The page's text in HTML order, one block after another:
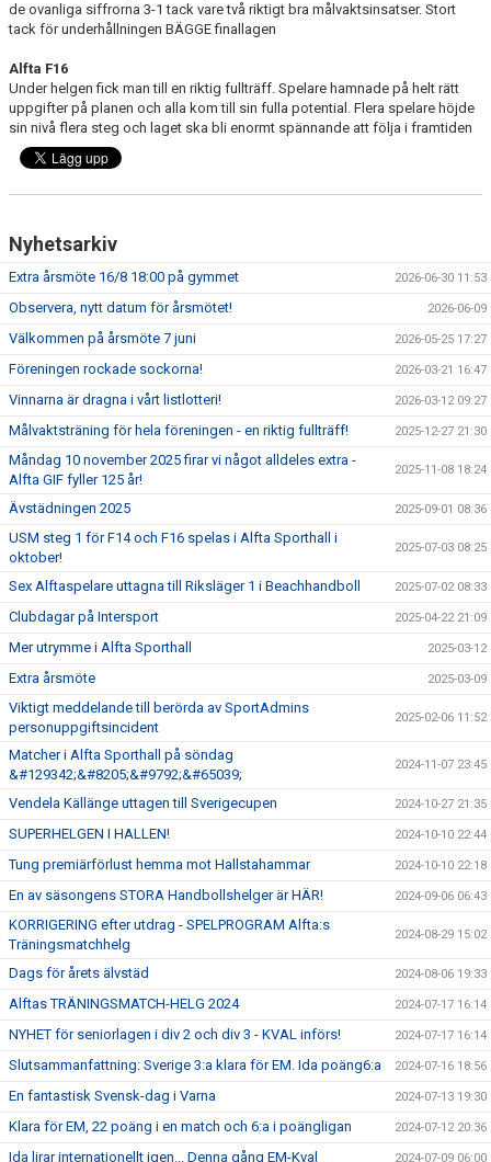
de ovanliga siffrorna 3-1 tack vare två riktigt bra målvaktsinsatser. Stort
tack för underhållningen BÄGGE finallagen
Alfta F16
Under helgen fick man till en riktig fullträff. Spelare hamnade på helt rätt
uppgifter på planen och alla kom till sin fulla potential. Flera spelare höjde
sin nivå flera steg och laget ska bli enormt spännande att följa i framtiden
Nyhetsarkiv
Extra årsmöte 16/8 18:00 på gymmet 2026-06-30 11:53
Observera, nytt datum för årsmötet! 2026-06-09
Välkommen på årsmöte 7 juni 2026-05-25 17:27
Föreningen rockade sockorna! 2026-03-21 16:47
Vinnarna är dragna i vårt listlotteri! 2026-03-12 09:27
Målvaktsträning för hela föreningen - en riktig fullträff! 2025-12-27 21:30
Måndag 10 november 2025 firar vi något alldeles extra -
Alfta GIF fyller 125 år!
2025-11-08 18:24
Ävstädningen 2025 2025-09-01 08:36
USM steg 1 för F14 och F16 spelas i Alfta Sporthall i
oktober!
2025-07-03 08:25
Sex Alftaspelare uttagna till Riksläger 1 i Beachhandboll 2025-07-02 08:33
Clubdagar på Intersport 2025-04-22 21:09
Mer utrymme i Alfta Sporthall 2025-03-12
Extra årsmöte 2025-03-09
Viktigt meddelande till berörda av SportAdmins
personuppgiftsincident
2025-02-06 11:52
Matcher i Alfta Sporthall på söndag
&#129342;&#8205;&#9792;&#65039;
2024-11-07 23:45
Vendela Källänge uttagen till Sverigecupen 2024-10-27 21:35
SUPERHELGEN I HALLEN! 2024-10-10 22:44
Tung premiärförlust hemma mot Hallstahammar 2024-10-10 22:18
En av säsongens STORA Handbollshelger är HÄR! 2024-09-06 06:43
KORRIGERING efter utdrag - SPELPROGRAM Alfta:s
Träningsmatchhelg
2024-08-29 15:02
Dags för årets älvstäd 2024-08-06 19:33
Alftas TRÄNINGSMATCH-HELG 2024 2024-07-17 16:14
NYHET för seniorlagen i div 2 och div 3 - KVAL införs! 2024-07-17 16:14
Slutsammanfattning: Sverige 3:a klara för EM. Ida poäng6:a 2024-07-16 18:56
En fantastisk Svensk-dag i Varna 2024-07-13 19:30
Klara för EM, 22 poäng i en match och 6:a i poängligan 2024-07-12 20:36
Ida lirar internationellt igen... Denna gång EM-Kval 2024-07-09 06:00